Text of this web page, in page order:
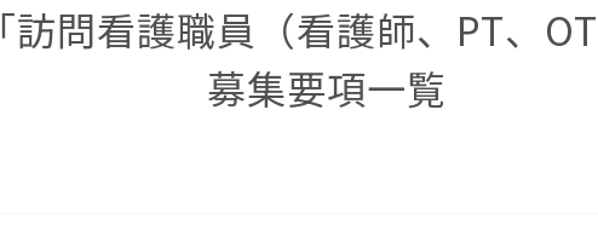
「訪問看護職員（看護師、PT、
募集要項一覧